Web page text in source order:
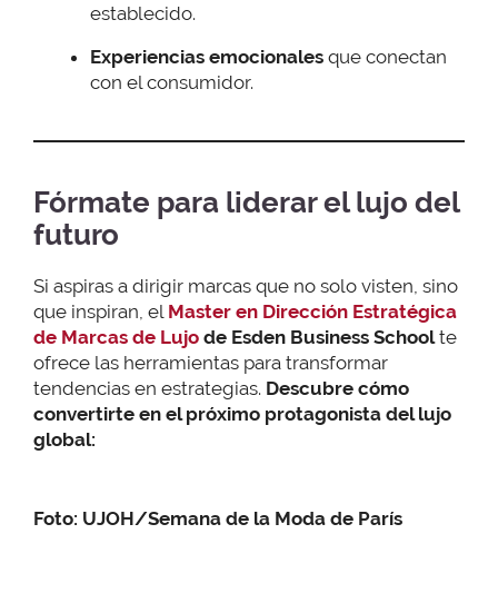
establecido.
Experiencias emocionales que conectan
con el consumidor.
Fórmate para liderar el lujo del
futuro
Si aspiras a dirigir marcas que no solo visten, sino
que inspiran, el Master en Dirección Estratégica
de Marcas de Lujo de Esden Business Schoolte
ofrece las herramientas para transformar
tendencias en estrategias. Descubre cómo
convertirte en el próximo protagonista del lujo
global:
Foto: UJOH/Semana de la Moda de París